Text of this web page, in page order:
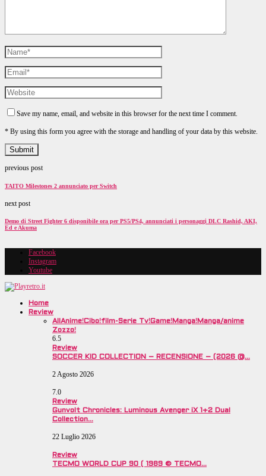
Save my name, email, and website in this browser for the next time I comment.
* By using this form you agree with the storage and handling of your data by this website.
previous post
TAITO Milestones 2 annunciato per Switch
next post
Demo di Street Fighter 6 disponibile ora per PS5/PS4, annunciati i personaggi DLC Rashid, AKI,
Ed e Akuma
Facebook
Instagram
Youtube
Home
Review
All Anime!Cibo!film-Serie Tv!Game!Manga!Manga/anime
Zozzo!
6.5
Review
SOCCER KID COLLECTION – RECENSIONE – (2026 @…
2 Agosto 2026
7.0
Review
Gunvolt Chronicles: Luminous Avenger iX 1+2 Dual
Collection…
22 Luglio 2026
Review
TECMO WORLD CUP 90 ( 1989 © TECMO…